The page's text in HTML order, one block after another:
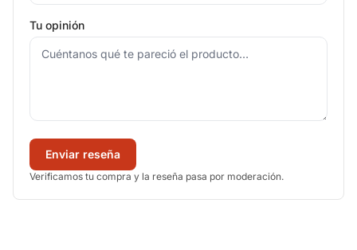
Tu opinión
Enviar reseña
Verificamos tu compra y la reseña pasa por moderación.